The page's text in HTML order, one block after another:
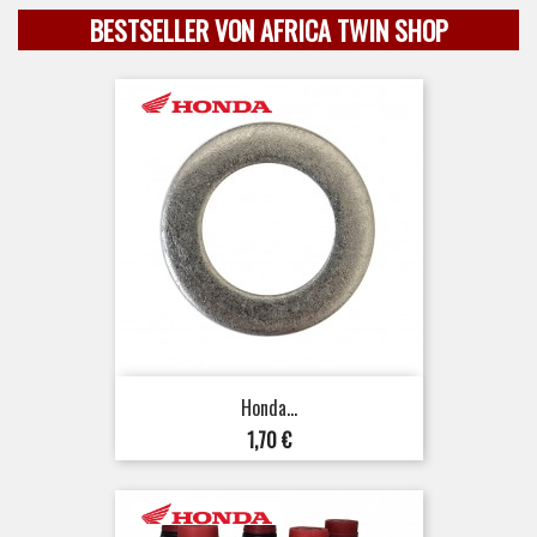
BESTSELLER VON AFRICA TWIN SHOP
Honda...
Preis
1,70 €